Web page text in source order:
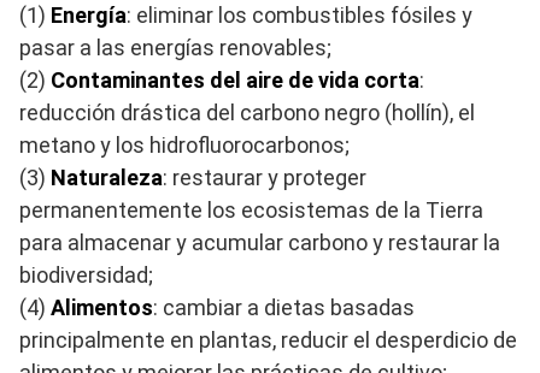
(1) Energía: eliminar los combustibles fósiles y
pasar a las energías renovables;
(2) Contaminantes del aire de vida corta:
reducción drástica del carbono negro (hollín), el
metano y los hidrofluorocarbonos;
(3) Naturaleza: restaurar y proteger
permanentemente los ecosistemas de la Tierra
para almacenar y acumular carbono y restaurar la
biodiversidad;
(4) Alimentos: cambiar a dietas basadas
principalmente en plantas, reducir el desperdicio de